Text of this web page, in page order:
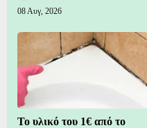
08 Αυγ, 2026
Το υλικό του 1€ από το